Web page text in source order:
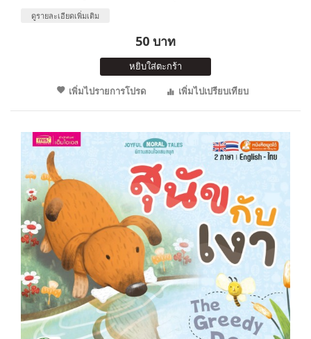
ดูรายละเอียดเพิ่มเติม
50 บาท
หยิบใส่ตะกร้า
เพิ่มไปรายการโปรด
เพิ่มไปเปรียบเทียบ